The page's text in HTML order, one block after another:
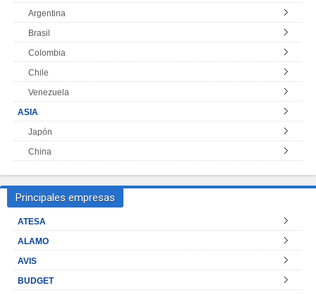
Argentina
Brasil
Colombia
Chile
Venezuela
ASIA
Japón
China
Principales empresas
ATESA
ALAMO
AVIS
BUDGET